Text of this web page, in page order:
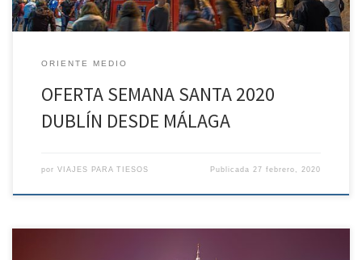
ORIENTE MEDIO
OFERTA SEMANA SANTA 2020
DUBLÍN DESDE MÁLAGA
por VIAJES PARA TIESOS Publicada 27 febrero, 2020